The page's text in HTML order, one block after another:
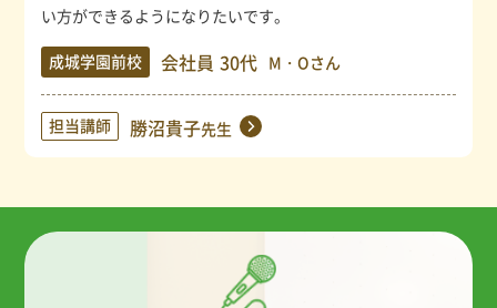
い方ができるようになりたいです。
成城学園前校 会社員 30代 M・Oさん
担当講師 勝沼貴子先生